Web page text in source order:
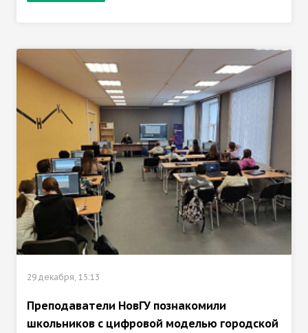
29 декабря, 15:13
Преподаватели НовГУ познакомили
школьников с цифровой моделью городской